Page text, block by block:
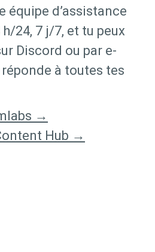
équipe d’assistance
24, 7 j/7, et tu peux
Discord ou par e-
à toutes tes
→
Hub →